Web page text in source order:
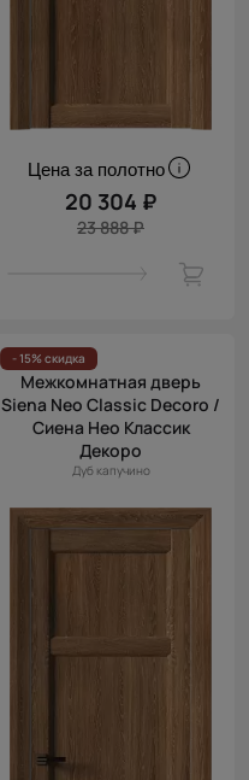
Цена за полотно
20 304 ₽
23 888 ₽
- 15% скидка
Межкомнатная дверь
Siena Neo Classic Decoro /
Сиена Нео Классик
Декоро
Дуб капучино